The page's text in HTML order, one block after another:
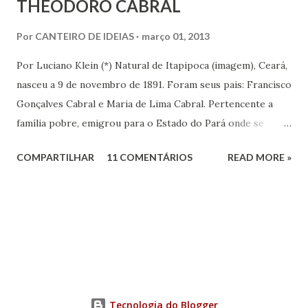
THEODORO CABRAL
Por CANTEIRO DE IDEIAS março 01, 2013
Por Luciano Klein (*) Natural de Itapipoca (imagem), Ceará,
nasceu a 9 de novembro de 1891. Foram seus pais: Francisco
Gonçalves Cabral e Maria de Lima Cabral. Pertencente a
família pobre, emigrou para o Estado do Pará onde se
nos estudos, adquiriu conhecimentos gerais, notadamente
COMPARTILHAR 11 COMENTÁRIOS READ MORE »
Tecnologia do Blogger